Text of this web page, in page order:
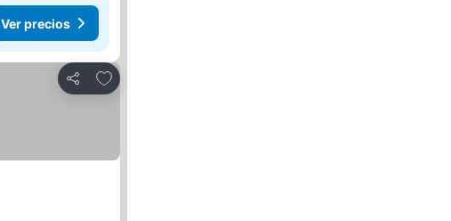
Ver precios
Compartir
Añadir a favoritos